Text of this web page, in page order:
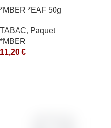
*MBER *EAF 50g
TABAC, Paquet
*MBER
11,20 €